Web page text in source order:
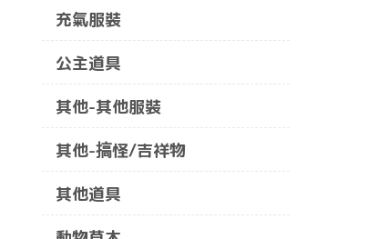
充氣服裝
公主道具
其他-其他服裝
其他-搞怪/吉祥物
其他道具